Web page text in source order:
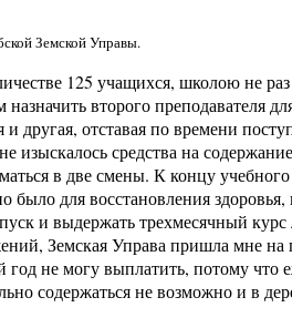
Земской Управы.
125 учащихся, школою не
второго преподавателя
другая, отставая по времени
изыскалось средства на
в две смены. К концу учебного
было для восстановления
и выдержать трехмесячный
Земская Управа пришла мне
год не могу выплатить, потому
содержаться не возможно и в